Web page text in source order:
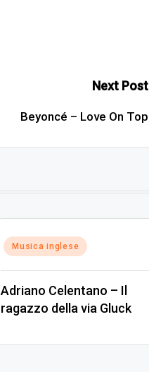
Next Post
Beyoncé – Love On Top
Posted
Musica inglese
Adriano Celentano – Il
ragazzo della via Gluck